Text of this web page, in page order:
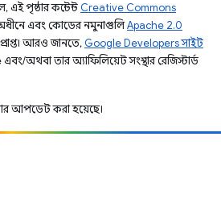
পৃষ্ঠার কন্টেন্ট Creative Commons
এবং কোডের নমুনাগুলিApache 2.0
আরও জানতে, Google Developers সাইট
অথবা তার অ্যাফিলিয়েট সংস্থার রেজিস্টার্ড
আপডেট করা হয়েছে।